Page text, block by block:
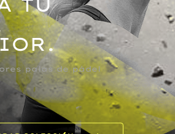
palas de pádel